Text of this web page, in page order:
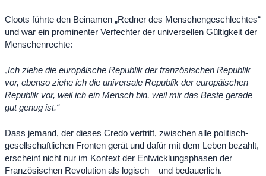
Cloots führte den Beinamen „Redner des Menschengeschlechtes“
und war ein prominenter Verfechter der universellen Gültigkeit der
Menschenrechte:
„Ich ziehe die europäische Republik der französischen Republik
vor, ebenso ziehe ich die universale Republik der europäischen
Republik vor, weil ich ein Mensch bin, weil mir das Beste gerade
gut genug ist.“
Dass jemand, der dieses Credo vertritt, zwischen alle politisch-
gesellschaftlichen Fronten gerät und dafür mit dem Leben bezahlt,
erscheint nicht nur im Kontext der Entwicklungsphasen der
Französischen Revolution als logisch – und bedauerlich.